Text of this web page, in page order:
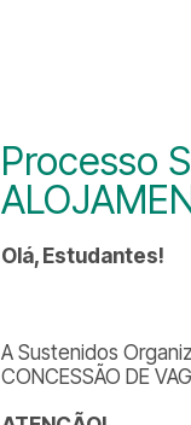
Processo
Olá, Estudantes!
A Sustenidos
CONCESSÃO DE